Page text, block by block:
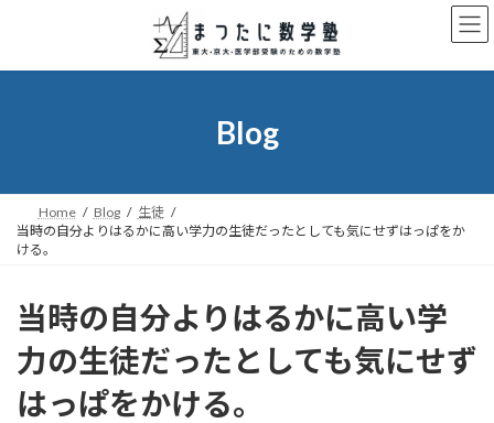
ン
ー
Blog
Home Blog
生徒
当時の自分よりはるかに高い学力の生徒だったとしても気にせずはっぱをか
ける。
当時の自分よりはるかに高い学
力の生徒だったとしても気にせず
はっぱをかける。